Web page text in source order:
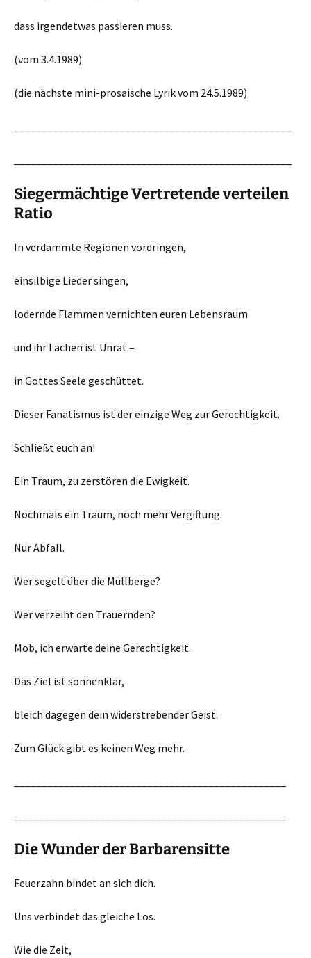
dass irgendetwas passieren muss.
(vom 3.4.1989)
(die nächste mini-prosaische Lyrik vom 24.5.1989)
Siegermächtige Vertretende verteilen
Ratio
In verdammte Regionen vordringen,
einsilbige Lieder singen,
lodernde Flammen vernichten euren Lebensraum
und ihr Lachen ist Unrat –
in Gottes Seele geschüttet.
Dieser Fanatismus ist der einzige Weg zur Gerechtigkeit.
Schließt euch an!
Ein Traum, zu zerstören die Ewigkeit.
Nochmals ein Traum, noch mehr Vergiftung.
Nur Abfall.
Wer segelt über die Müllberge?
Wer verzeiht den Trauernden?
Mob, ich erwarte deine Gerechtigkeit.
Das Ziel ist sonnenklar,
bleich dagegen dein widerstrebender Geist.
Zum Glück gibt es keinen Weg mehr.
Die Wunder der Barbarensitte
Feuerzahn bindet an sich dich.
Uns verbindet das gleiche Los.
Wie die Zeit,